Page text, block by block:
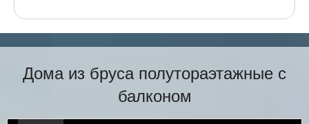
Дома из бруса полутораэтажные с
балконом